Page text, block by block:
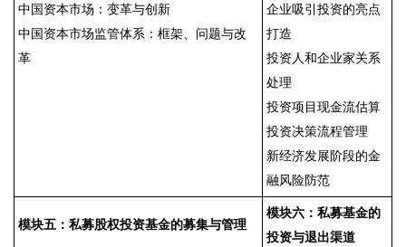
中国资本市场：变革与创新
中国资本市场监管体系：框架、问题与改
革
企业吸引投资的亮点
打造
投资人和企业家关系
处理
投资项目现金流估算
投资决策流程管理
新经济发展阶段的金
融风险防范
模块五：私募股权投资基金的募集与管理
模块六：私募基金的
投资与退出渠道